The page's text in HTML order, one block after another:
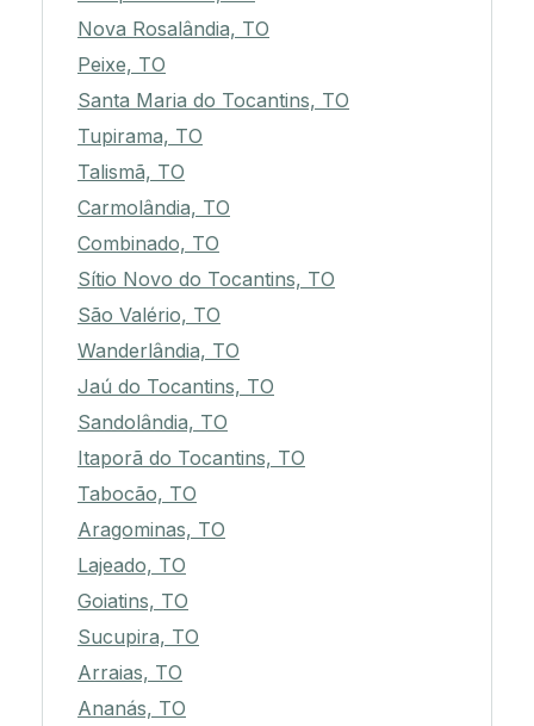
Nova Rosalândia, TO
Peixe, TO
Santa Maria do Tocantins, TO
Tupirama, TO
Talismã, TO
Carmolândia, TO
Combinado, TO
Sítio Novo do Tocantins, TO
São Valério, TO
Wanderlândia, TO
Jaú do Tocantins, TO
Sandolândia, TO
Itaporã do Tocantins, TO
Tabocão, TO
Aragominas, TO
Lajeado, TO
Goiatins, TO
Sucupira, TO
Arraias, TO
Ananás, TO